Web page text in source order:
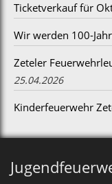
Ticketverkauf für
Wir werden 100-
Zeteler
25.04.2026
Kinderfeuerwehr